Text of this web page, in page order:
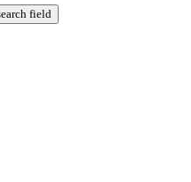
field